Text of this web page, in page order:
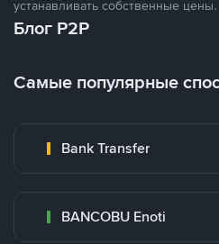
устанавливать собственные цены.
Блог P2P
Самые популярные
Bank Transfer
BANCOBU Enoti